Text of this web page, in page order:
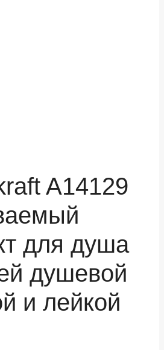
A14129
для душа
душевой
и лейкой